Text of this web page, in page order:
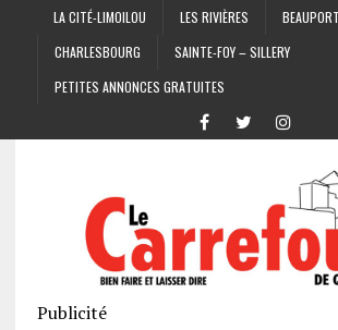
LA CITÉ-LIMOILOU LES RIVIÈRES
BEAUPORT
CHARLESBOURG
SAINTE-FOY – SILLERY
PETITES ANNONCES GRATUITES
Publicité